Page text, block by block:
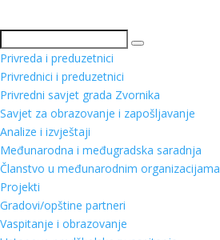
Pretraga
Privreda i preduzetnici
Privrednici i preduzetnici
Privredni savjet grada Zvornika
Savjet za obrazovanje i zapošljavanje
Analize i izvještaji
Međunarodna i međugradska saradnja
Članstvo u međunarodnim organizacijama
Projekti
Gradovi/opštine partneri
Vaspitanje i obrazovanje